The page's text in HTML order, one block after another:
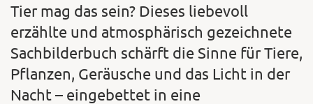
Tier mag das sein? Dieses liebevoll
erzählte und atmosphärisch gezeichnete
Sachbilderbuch schärft die Sinne für Tiere,
Pflanzen, Geräusche und das Licht in der
Nacht – eingebettet in eine